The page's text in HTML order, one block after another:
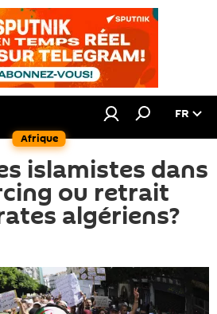
Afrique
FR
islamistes dans
ou retrait
algériens?